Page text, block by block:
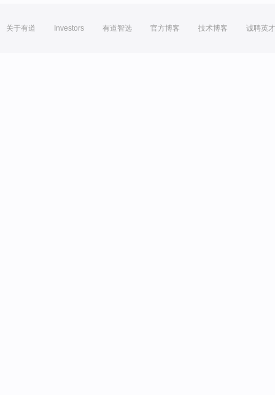
关于有道 Investors 有道智选 官方博客 技术博客 诚聘英才